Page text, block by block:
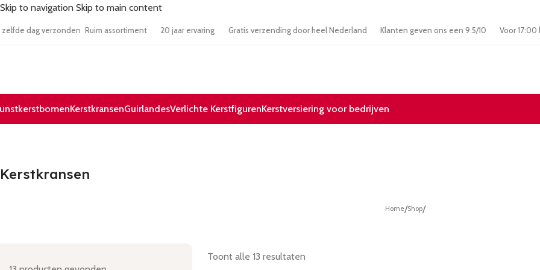
Skip to navigation Skip to main content
zelfde dag verzonden Ruim assortiment 20 jaar ervaring Gratis verzending door heel Nederland Klanten geven ons een 9.5/10
KerstkransenGuirlandesVerlichte KerstfigurenKerstversiering voor bedrijven
Kerstkransen
Home/Shop/
Toont alle 13 resultaten